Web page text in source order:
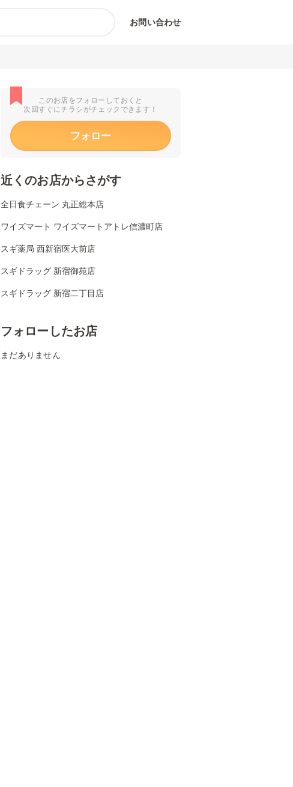
お問い合わせ
このお店をフォローしておくと
次回すぐにチラシがチェックできます！
フォロー
近くのお店からさがす
全日食チェーン 丸正総本店
ワイズマート ワイズマートアトレ信濃町店
スギ薬局 西新宿医大前店
スギドラッグ 新宿御苑店
スギドラッグ 新宿二丁目店
フォローしたお店
まだありません